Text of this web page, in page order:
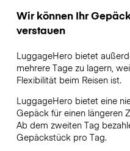
Wir können Ihr
verstauen
LuggageHero bietet
mehrere Tage zu lagern,
Flexibilität beim Reisen ist.
LuggageHero bietet eine
Gepäck für einen längeren
Ab dem zweiten Tag
Gepäckstück pro Tag.